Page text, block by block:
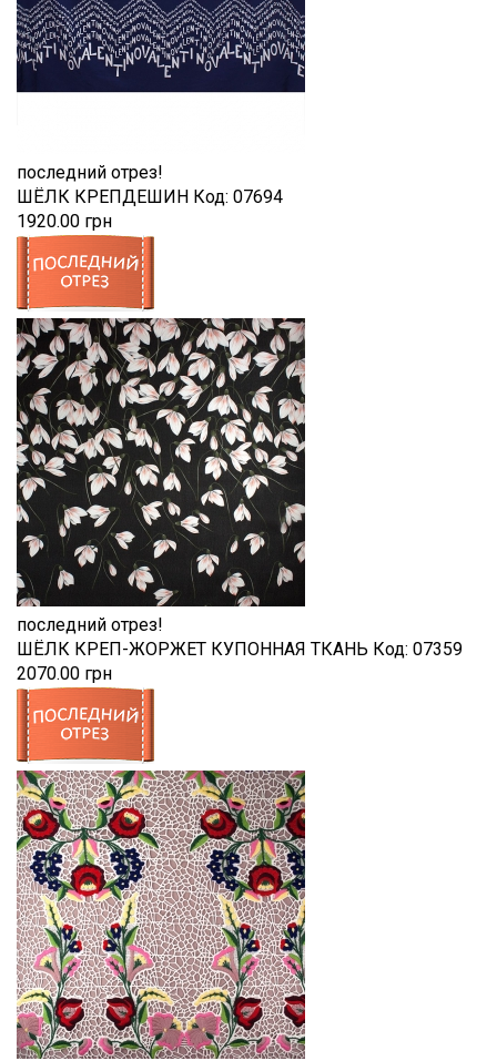
последний отрез!
ШЁЛК КРЕПДЕШИН Код: 07694
1920.00 грн
последний отрез!
ШЁЛК КРЕП-ЖОРЖЕТ КУПОННАЯ ТКАНЬ Код: 07359
2070.00 грн